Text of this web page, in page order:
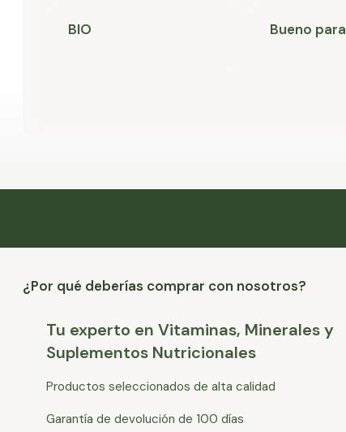
BIO Bueno para
¿Por qué deberías comprar con nosotros?
Tu experto en Vitaminas, Minerales y
Suplementos Nutricionales
Productos seleccionados de alta calidad
Garantía de devolución de 100 días